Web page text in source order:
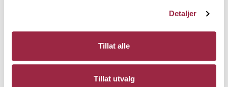
Detaljer
Tillat alle
Tillat utvalg
EVENTYR Karmlist Moderne